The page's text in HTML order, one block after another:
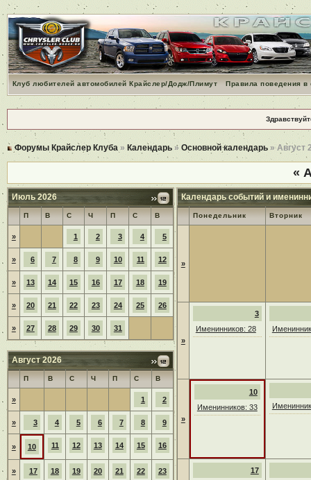
Клуб любителей автомобилей Крайслер/Додж/Плимут Правила поведения
Форумы Крайслер Клуба » Календарь» Основной календарь» Август
«
Июль 2026
П В С Ч П С В
» 1 2 3 4 5
» 6 7 8 9 10 11 12
» 13 14 15 16 17 18 19
» 20 21 22 23 24 25 26
» 27 28 29 30 31
Август 2026
П В С Ч П С В
» 1 2
» 3 4 5 6 7 8 9
» 10 11 12 13 14 15 16
» 17 18 19 20 21 22 23
Календарь событий и
Понедельник Вторник
»
»
3
Именинников: 28
»
10
Именинников: 33
17